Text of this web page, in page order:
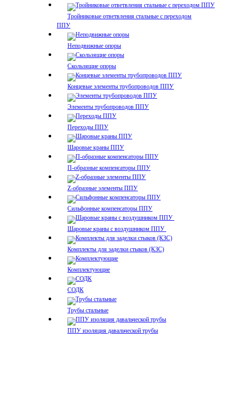
Тройниковые ответвления стальные с переходом
ППУ
Неподвижные опоры
Скользящие опоры
Концевые элементы трубопроводов ППУ
Элементы трубопроводов ППУ
Переходы ППУ
Шаровые краны ППУ
П-образные компенсаторы ППУ
Z-образные элементы ППУ
Сильфонные компенсаторы ППУ
Шаровые краны с воздушником ППУ
Комплекты для заделки стыков (КЗС)
Комплектующие
СОДК
Трубы стальные
ППУ изоляция давальческой трубы